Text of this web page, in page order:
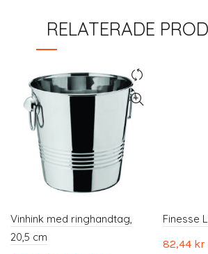
RELATERADE
Vinhink med ringhandtag,
20,5 cm
Finesse
82,44 kr